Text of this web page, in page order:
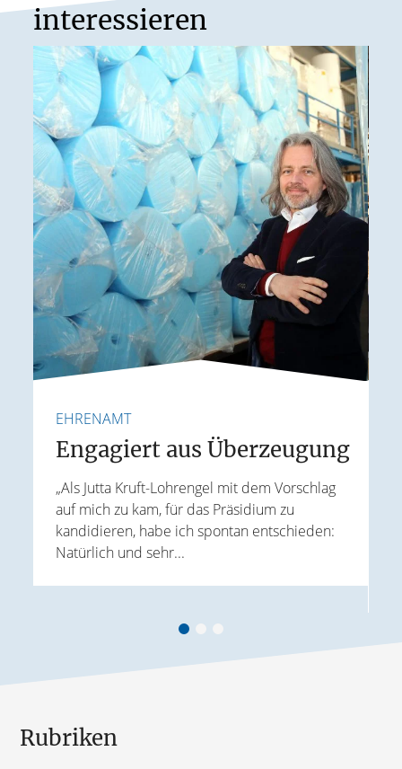
interessieren
EHRENAMT
Engagiert aus Überzeugung
„Als Jutta Kruft-Lohrengel mit dem Vorschlag
auf mich zu kam, für das Präsidium zu
kandidieren, habe ich spontan entschieden:
Natürlich und sehr...
Rubriken